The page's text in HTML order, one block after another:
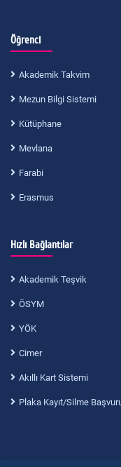
Öğrenci
Akademik Takvim
Mezun Bilgi Sistemi
Kütüphane
Mevlana
Farabi
Erasmus
Hızlı Bağlantılar
Akademik Teşvik
ÖSYM
YÖK
Cimer
Akıllı Kart Sistemi
Plaka Kayıt/Silme